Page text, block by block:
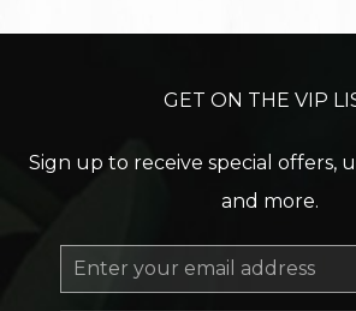
GET ON THE VIP
Sign up to receive special offers,
and more.
Email
Address